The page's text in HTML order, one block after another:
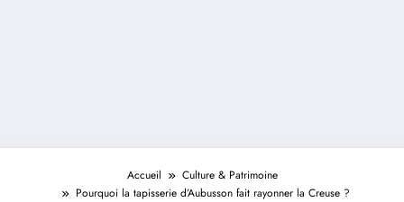
Accueil
Culture & Patrimoine
Pourquoi la tapisserie d’Aubusson fait rayonner la Creuse ?